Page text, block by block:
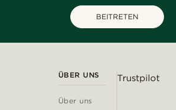
BEITRETEN
ÜBER UNS
Über uns
Trustpilot